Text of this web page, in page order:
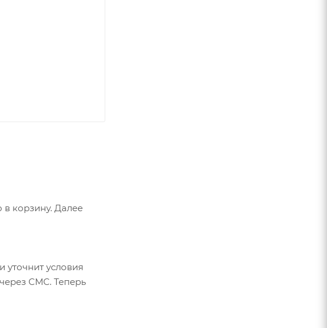
корзину. Далее
условия
СМС. Теперь